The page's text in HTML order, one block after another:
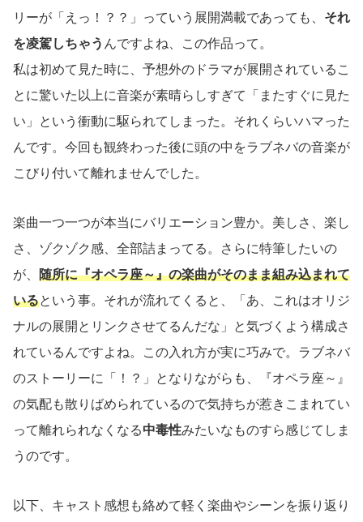
リーが「えっ！？？」っていう展開満載であっても、 それ
を凌駕しちゃう んですよね、この作品って。
私は初めて見た時に、予想外のドラマが展開されているこ
とに驚いた以上に音楽が素晴らしすぎて「またすぐに見た
い」という衝動に駆られてしまった。それくらいハマった
んです。今回も観終わった後に頭の中をラブネバの音楽が
こびり付いて離れませんでした。
楽曲一つ一つが本当にバリエーション豊か。美しさ、楽し
さ、ゾクゾク感、全部詰まってる。さらに特筆したいの
が、 随所に『オペラ座～』の楽曲がそのまま組み込まれて
いるという事。それが流れてくると、「あ、これはオリジ
ナルの展開とリンクさせてるんだな」と気づくよう構成さ
れているんですよね。この入れ方が実に巧みで。ラブネバ
のストーリーに「！？」となりながらも、『オペラ座～』
の気配も散りばめられているので気持ちが惹きこまれてい
って離れられなくなる中毒性みたいなものすら感じてしま
うのです。
以下、キャスト感想も絡めて軽く楽曲やシーンを振り返り